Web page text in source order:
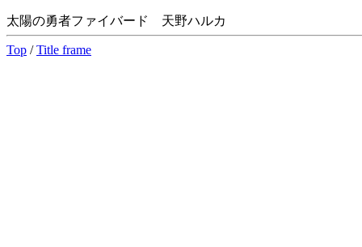
太陽の勇者ファイバード 天野ハルカ
Top /Title frame